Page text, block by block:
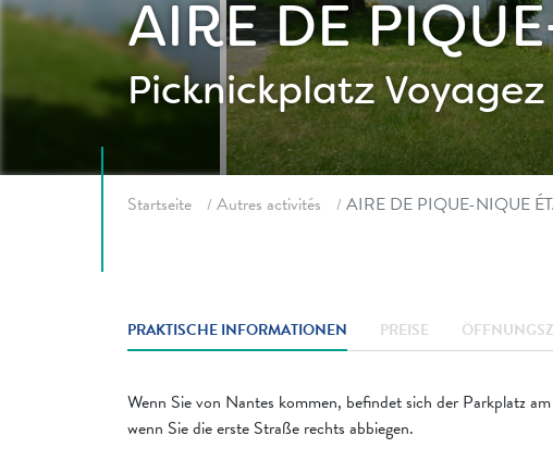
AIRE DE
Picknickplatz
Startseite Autres activités AIRE DE PIQUE-NIQUE
PRAKTISCHE INFORMATIONEN PREISE
Wenn Sie von Nantes kommen, befindet sich der Parkplatz
wenn Sie die erste Straße rechts abbiegen.